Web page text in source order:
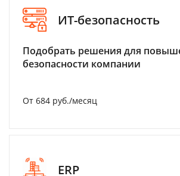
ИТ-безопасность
Подобрать решения для
безопасности компании
От 684 руб./месяц
ERP